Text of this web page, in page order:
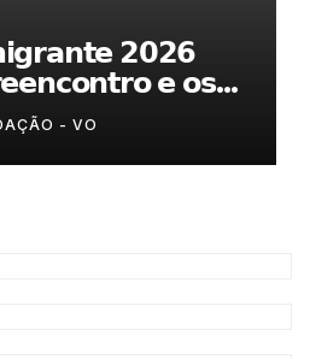
𝟮𝟬𝟮𝟲
𝗲 𝗼𝘀
𝗠𝘂𝗿𝗰̧𝗮
- VO